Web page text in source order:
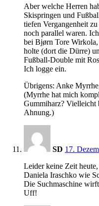
Aber welche Herren
Skispringen und
tiefen Vergangenheit
noch parallel waren.
bei Bjørn Tore
holte (dort die Dürre)
Fußball-Double mit
Ich logge ein.
Übrigens: Anke
(Myrrhe hat mich
Gummiharz? Vielleicht
Ahnung.)
SD 17.
Leider keine Zeit
Daniela Iraschko wie
Die Suchmaschine
Uff!